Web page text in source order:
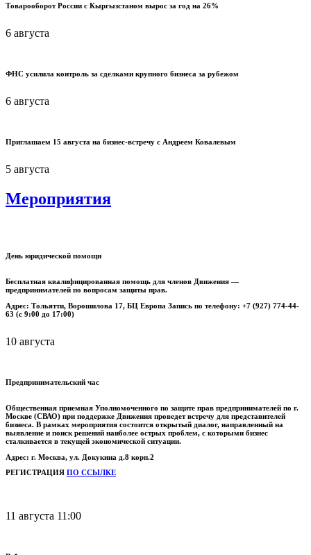
Товарооборот России с Кыргызстаном вырос за год на 26%
6 августа
ФНС усилила контроль за сделками крупного бизнеса за рубежом
6 августа
Приглашаем 15 августа на бизнес-встречу с Андреем Ковалевым
5 августа
Мероприятия
День юридической помощи
Бесплатная квалифицированная помощь для членов Движения —
предпринимателей по вопросам защиты прав.
Адрес: Тольятти, Ворошилова 17, БЦ Европа Запись по телефону: +7 (927) 774-44-
63 (с 9:00 до 17:00)
10 августа
Предпринимательский час
Общественная приемная Уполномоченного по защите прав предпринимателей по г.
Москве (СВАО) при поддержке Движения проведет встречу для представителей
бизнеса. В рамках мероприятия состоится открытый диалог, направленный на
выявление и поиск решений наиболее острых проблем, с которыми бизнес
сталкивается в текущей экономической ситуации.
Адрес: г. Москва, ул. Докукина д.8 корп.2
РЕГИСТРАЦИЯ ПО ССЫЛКЕ
11 августа 11:00